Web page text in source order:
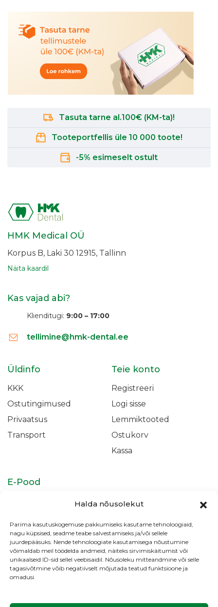
Halda nõusolekut
Parima kasutuskogemuse pakkumiseks kasutame tehnoloogiaid,
nagu küpsised, seadme teabe salvestamiseks ja/või sellele
juurdepääsuks. Nende tehnoloogiate kasutamisega nõustumine
võimaldab meil töödelda andmeid, näiteks sirvimiskäitumist või
unikaalseid ID-sid sellel veebisaidil. Nõusoleku mitteandmine või selle
tagasivõtmine võib negatiivselt mõjutada teatud funktsioone ja
omadusi.
Tasuta tarne al.100€ (KM-ta)!
Tooteportfellis üle 10 000 toote!
-5% esimeselt ostult
HMK Medical OÜ
Korpus B, Laki 30 12915, Tallinn
Näita kaardil
Kas vajad abi?
Klienditugi: 9:00 – 17:00
tellimine@hmk-dental.ee
Üldinfo
KKK
Ostutingimused
Privaatsus
Transport
Teie konto
Registreeri
Logi sisse
Lemmiktooted
Ostukorv
Kassa
E-Pood
Isikukaitsevahendid
Täidismaterjalid &
Juureravi
Profülaktika &
Valgendus
Kliiniku tarvikud